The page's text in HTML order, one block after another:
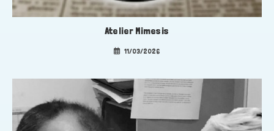
Atelier Mimesis
11/03/2026